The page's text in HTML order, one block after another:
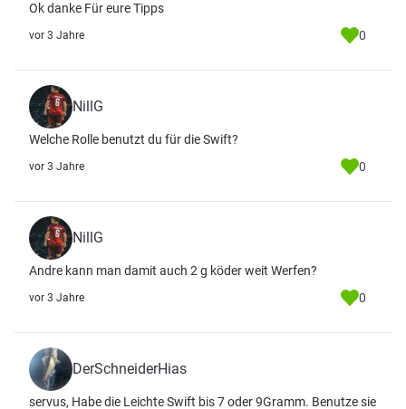
Ok danke Für eure Tipps
vor 3 Jahre 0
NillG
Welche Rolle benutzt du für die Swift?
vor 3 Jahre 0
NillG
Andre kann man damit auch 2 g köder weit Werfen?
vor 3 Jahre 0
DerSchneiderHias
servus, Habe die Leichte Swift bis 7 oder 9Gramm. Benutze sie